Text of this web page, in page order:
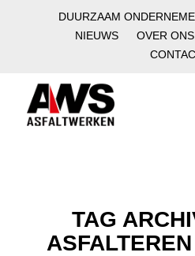
DUURZAAM
NIEUWS
OVER ONS
TAG